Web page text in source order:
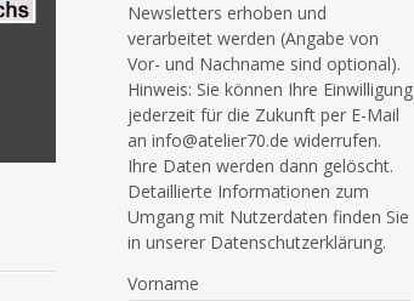
Newsletters erhoben und
verarbeitet werden (Angabe von
Vor- und Nachname sind optional).
Hinweis: Sie können Ihre Einwilligung
jederzeit für die Zukunft per E-Mail
an info@atelier70.de widerrufen.
Ihre Daten werden dann gelöscht.
Detaillierte Informationen zum
Umgang mit Nutzerdaten finden Sie
in unserer Datenschutzerklärung.
Vorname